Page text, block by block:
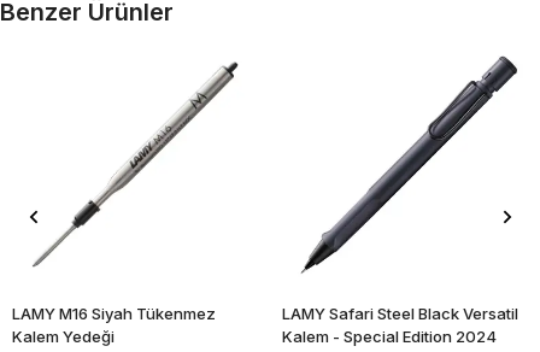
Benzer Ürünler
LAMY M16 Siyah Tükenmez
Kalem Yedeği
LAMY Safari Steel Black Versatil
Kalem - Special Edition 2024